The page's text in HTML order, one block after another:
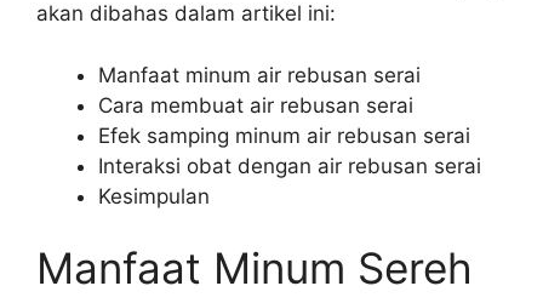
akan dibahas dalam artikel ini:
Manfaat minum air rebusan serai
Cara membuat air rebusan serai
Efek samping minum air rebusan serai
Interaksi obat dengan air rebusan serai
Kesimpulan
Manfaat Minum Sereh